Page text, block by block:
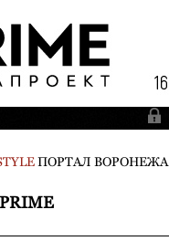
ПОРТАЛ ВОРОНЕЖА